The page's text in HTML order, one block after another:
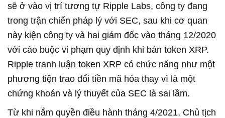
sẽ ở vào vị trí tương tự Ripple Labs, công ty đang
trong trận chiến pháp lý với SEC, sau khi cơ quan
này kiện công ty và hai giám đốc vào tháng 12/2020
với cáo buộc vi phạm quy định khi bán token XRP.
Ripple tranh luận token XRP có chức năng như một
phương tiện trao đổi tiền mã hóa thay vì là một
chứng khoán và lý thuyết của SEC là sai lầm.
Từ khi nắm quyền điều hành tháng 4/2021, Chủ tịch